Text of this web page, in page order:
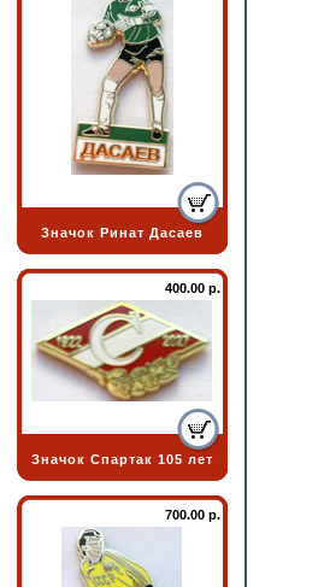
Значок Ринат Дасаев
400.00 р.
Значок Спартак 105 лет
700.00 р.